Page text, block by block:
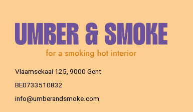
Vlaamsekaai 125, 9000 Gent
BE0733510832
info@umberandsmoke.com